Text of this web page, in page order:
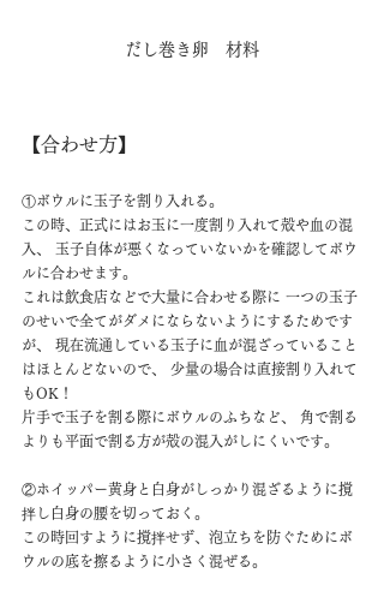
だし巻き卵　材料
【合わせ方】
①ボウルに玉子を割り入れる。
この時、正式にはお玉に一度割り入れて殻や血の混
入、 玉子自体が悪くなっていないかを確認してボウ
ルに合わせます。
これは飲食店などで大量に合わせる際に 一つの玉子
のせいで全てがダメにならないようにするためです
が、 現在流通している玉子に血が混ざっていること
はほとんどないので、 少量の場合は直接割り入れて
もOK！
片手で玉子を割る際にボウルのふちなど、 角で割る
よりも平面で割る方が殻の混入がしにくいです。
②ホイッパー黄身と白身がしっかり混ざるように撹
拌し白身の腰を切っておく。
この時回すように撹拌せず、泡立ちを防ぐためにボ
ウルの底を擦るように小さく混ぜる。